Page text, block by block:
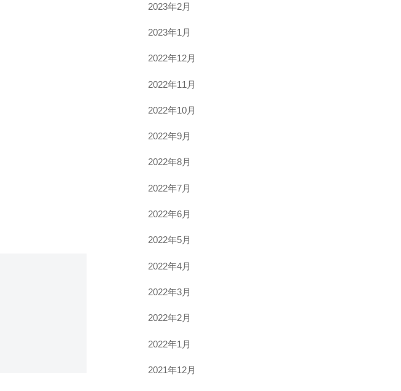
2023年2月
2023年1月
2022年12月
2022年11月
2022年10月
2022年9月
2022年8月
2022年7月
2022年6月
2022年5月
2022年4月
2022年3月
2022年2月
2022年1月
2021年12月